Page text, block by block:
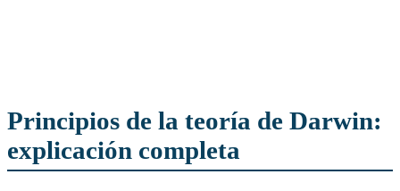
Principios de la teoría de Darwin:
explicación completa